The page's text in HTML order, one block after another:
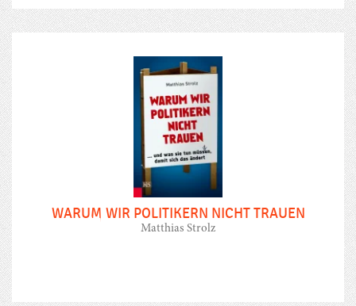
WARUM WIR POLITIKERN NICHT TRAUEN
Matthias Strolz